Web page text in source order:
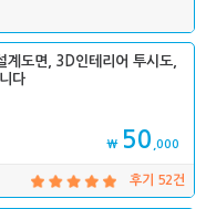
계도면, 3D인테리어 투시도,
다
₩ 50 ,000
후기 52건